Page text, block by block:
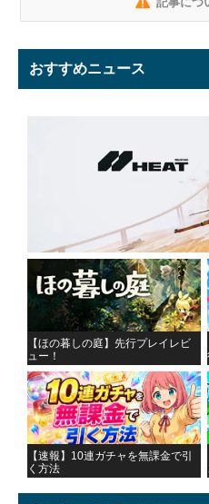
おすすめニュース
【ほの暮しの庭】先行プレイレビ
ュー！
【速報】10連ガチャを無課金で引
く方法